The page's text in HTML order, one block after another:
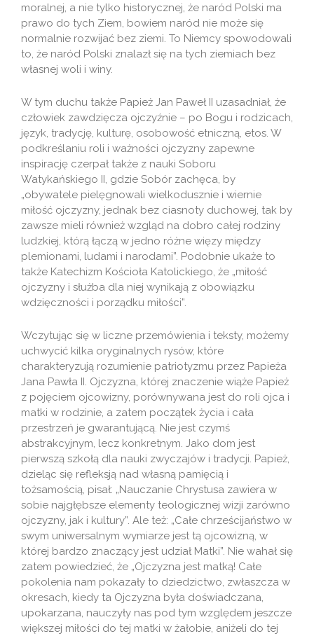
moralnej, a nie tylko historycznej, że naród Polski ma
prawo do tych Ziem, bowiem naród nie może się
normalnie rozwijać bez ziemi. To Niemcy spowodowali
to, że naród Polski znalazł się na tych ziemiach bez
własnej woli i winy.
W tym duchu także Papież Jan Paweł II uzasadniał, że
człowiek zawdzięcza ojczyźnie – po Bogu i rodzicach,
język, tradycję, kulturę, osobowość etniczną, etos. W
podkreślaniu roli i ważności ojczyzny zapewne
inspirację czerpał także z nauki Soboru
Watykańskiego II, gdzie Sobór zachęca, by
„obywatele pielęgnowali wielkodusznie i wiernie
miłość ojczyzny, jednak bez ciasnoty duchowej, tak by
zawsze mieli również wzgląd na dobro całej rodziny
ludzkiej, którą łączą w jedno różne więzy między
plemionami, ludami i narodami”. Podobnie ukaże to
także Katechizm Kościoła Katolickiego, że „miłość
ojczyzny i służba dla niej wynikają z obowiązku
wdzięczności i porządku miłości”.
Wczytując się w liczne przemówienia i teksty, możemy
uchwycić kilka oryginalnych rysów, które
charakteryzują rozumienie patriotyzmu przez Papieża
Jana Pawła II. Ojczyzna, której znaczenie wiąże Papież
z pojęciem ojcowizny, porównywana jest do roli ojca i
matki w rodzinie, a zatem początek życia i cała
przestrzeń je gwarantującą. Nie jest czymś
abstrakcyjnym, lecz konkretnym. Jako dom jest
pierwszą szkołą dla nauki zwyczajów i tradycji. Papież,
dzieląc się refleksją nad własną pamięcią i
tożsamością, pisał: „Nauczanie Chrystusa zawiera w
sobie najgłębsze elementy teologicznej wizji zarówno
ojczyzny, jak i kultury”. Ale też: „Całe chrześcijaństwo w
swym uniwersalnym wymiarze jest tą ojcowizną, w
której bardzo znaczący jest udział Matki”. Nie wahał się
zatem powiedzieć, że „Ojczyzna jest matką! Całe
pokolenia nam pokazały to dziedzictwo, zwłaszcza w
okresach, kiedy ta Ojczyzna była doświadczana,
upokarzana, nauczyły nas pod tym względem jeszcze
większej miłości do tej matki w żałobie, aniżeli do tej